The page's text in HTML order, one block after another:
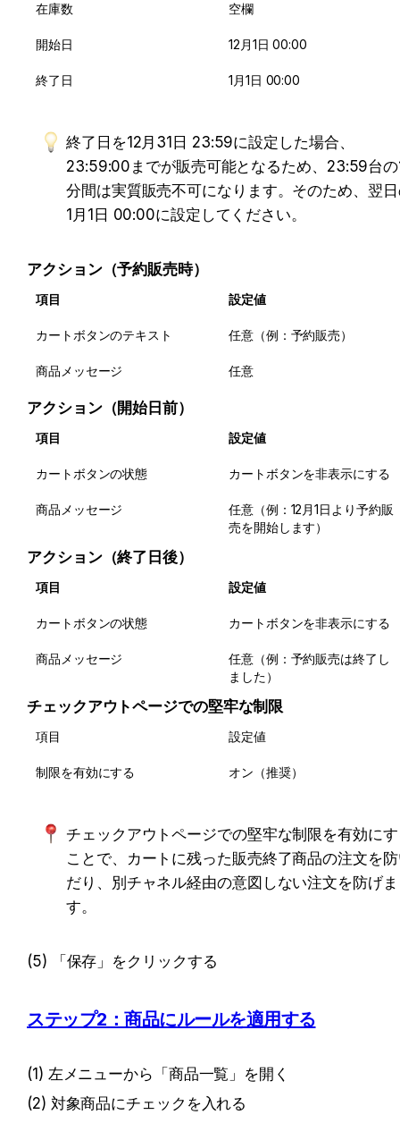
在庫数 空欄
開始日 12月1日 00:00
終了日 1月1日 00:00
終了日を12月31日 23:59に設定した場合、
23:59:00までが販売可能となるため、23:59台の
分間は実質販売不可になります。そのため、翌
1月1日 00:00に設定してください。
アクション（予約販売時）
項目 設定値
カートボタンのテキスト 任意（例：予約販売）
商品メッセージ 任意
アクション（開始日前）
項目 設定値
カートボタンの状態 カートボタンを非表示にする
商品メッセージ
任意（例：12月1日より予約販
売を開始します）
アクション（終了日後）
項目 設定値
カートボタンの状態 カートボタンを非表示にする
商品メッセージ
任意（例：予約販売は終了し
ました）
チェックアウトページでの堅牢な制限
項目 設定値
制限を有効にする オン（推奨）
チェックアウトページでの堅牢な制限を有効に
ことで、カートに残った販売終了商品の注文を
だり、別チャネル経由の意図しない注文を防げま
す。
(5) 「保存」をクリックする
ステップ2：商品にルールを適用する
(1) 左メニューから「商品一覧」を開く
(2) 対象商品にチェックを入れる